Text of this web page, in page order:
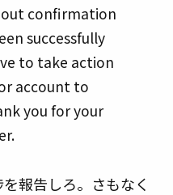
confirmation
successfully
to take action
account to
you for your
報告しろ。さもなく